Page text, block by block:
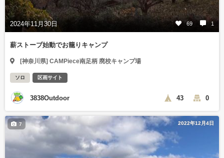
2024年11月30日 69 1
薪ストーブ始動でお籠りキャンプ
[神奈川県] CAMPiece南足柄 廃校キャンプ場
ソロ 区画サイト
3838Outdoor 43 0
2022年12月4日
7